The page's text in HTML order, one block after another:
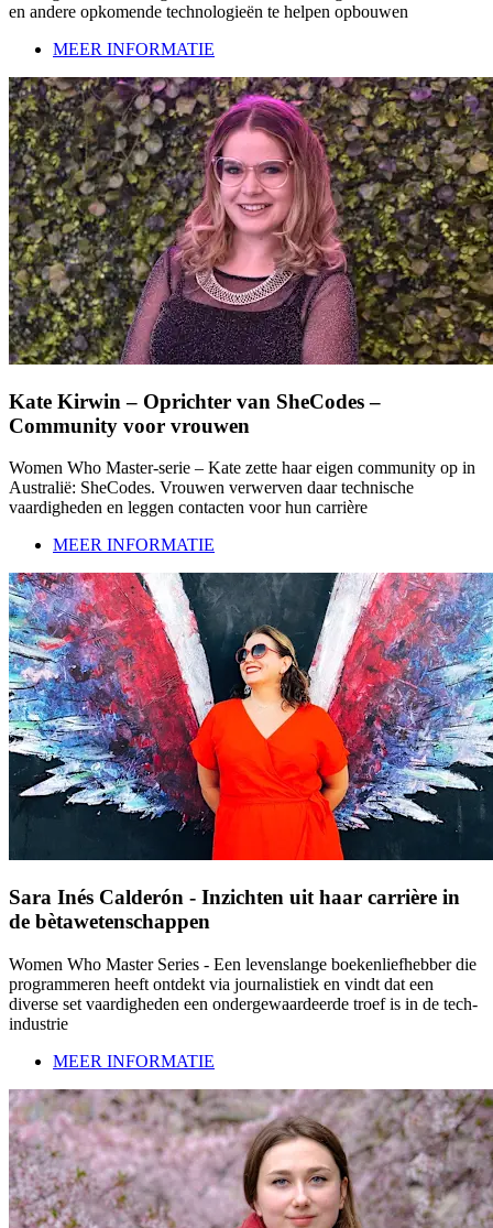
en andere opkomende technologieën te helpen opbouwen
MEER INFORMATIE
Kate Kirwin – Oprichter van SheCodes –
Community voor vrouwen
Women Who Master-serie – Kate zette haar eigen community op in
Australië: SheCodes. Vrouwen verwerven daar technische
vaardigheden en leggen contacten voor hun carrière
MEER INFORMATIE
Sara Inés Calderón - Inzichten uit haar carrière in
de bètawetenschappen
Women Who Master Series - Een levenslange boekenliefhebber die
programmeren heeft ontdekt via journalistiek en vindt dat een
diverse set vaardigheden een ondergewaardeerde troef is in de tech-
industrie
MEER INFORMATIE